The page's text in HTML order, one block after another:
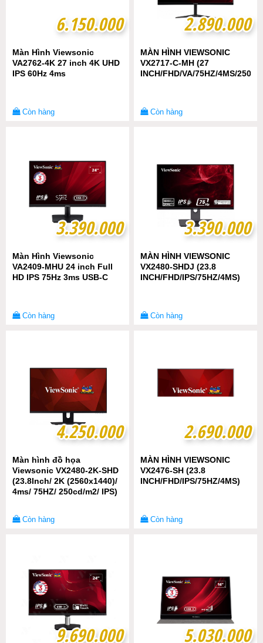
6.150.000
6.150.000
Màn Hình Viewsonic
VA2762-4K 27 inch 4K UHD
IPS 60Hz 4ms
Còn hàng
2.890.000
2.890.000
MÀN HÌNH VIEWSONIC
VX2717-C-MH (27
INCH/FHD/VA/75HZ/4MS/
Còn hàng
3.390.000
3.390.000
Màn Hình Viewsonic
VA2409-MHU 24 inch Full
HD IPS 75Hz 3ms USB-C
Còn hàng
3.390.000
3.390.000
MÀN HÌNH VIEWSONIC
VX2480-SHDJ (23.8
INCH/FHD/IPS/75HZ/4MS)
Còn hàng
4.250.000
4.250.000
Màn hình đồ họa
Viewsonic VX2480-2K-SHD
(23.8Inch/ 2K (2560x1440)/
4ms/ 75HZ/ 250cd/m2/ IPS)
Còn hàng
2.690.000
2.690.000
MÀN HÌNH VIEWSONIC
VX2476-SH (23.8
INCH/FHD/IPS/75HZ/4MS)
Còn hàng
9.690.000
9.690.000 5.030.000
5.030.000